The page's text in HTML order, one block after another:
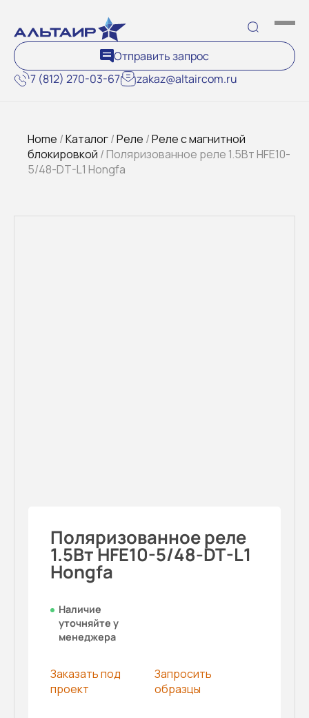
7 (812) 270-03-67 zakaz@altaircom.ru
Отправить запрос
Home /Каталог/Реле /Реле с магнитной
блокировкой / Поляризованное реле 1.5Вт HFE10-
5/48-DT-L1 Hongfa
Поляризованное реле
1.5Вт HFE10-5/48-DT-L1
Hongfa
Наличие
уточняйте у
менеджера
Заказать под
проект
Запросить
образцы